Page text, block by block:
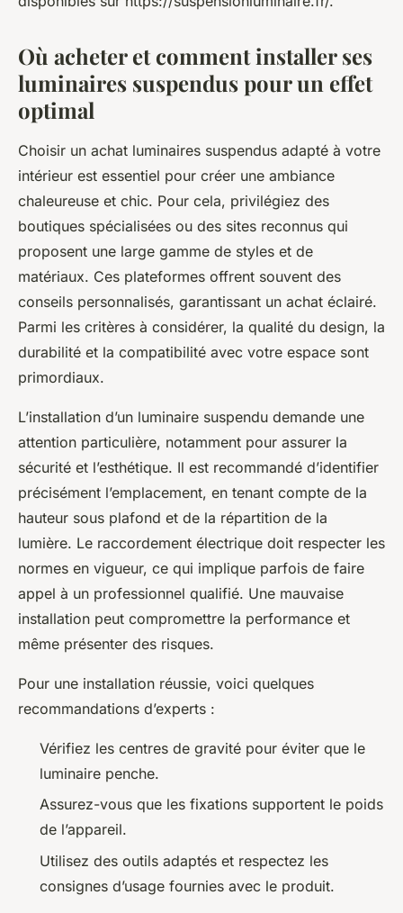
Où acheter et comment installer ses
luminaires suspendus pour un effet
optimal
Choisir un achat luminaires suspendus adapté à votre
intérieur est essentiel pour créer une ambiance
chaleureuse et chic. Pour cela, privilégiez des
boutiques spécialisées ou des sites reconnus qui
proposent une large gamme de styles et de
matériaux. Ces plateformes offrent souvent des
conseils personnalisés, garantissant un achat éclairé.
Parmi les critères à considérer, la qualité du design, la
durabilité et la compatibilité avec votre espace sont
primordiaux.
L’installation d’un luminaire suspendu demande une
attention particulière, notamment pour assurer la
sécurité et l’esthétique. Il est recommandé d’identifier
précisément l’emplacement, en tenant compte de la
hauteur sous plafond et de la répartition de la
lumière. Le raccordement électrique doit respecter les
normes en vigueur, ce qui implique parfois de faire
appel à un professionnel qualifié. Une mauvaise
installation peut compromettre la performance et
même présenter des risques.
Pour une installation réussie, voici quelques
recommandations d’experts :
Vérifiez les centres de gravité pour éviter que le
luminaire penche.
Assurez-vous que les fixations supportent le poids
de l’appareil.
Utilisez des outils adaptés et respectez les
consignes d’usage fournies avec le produit.